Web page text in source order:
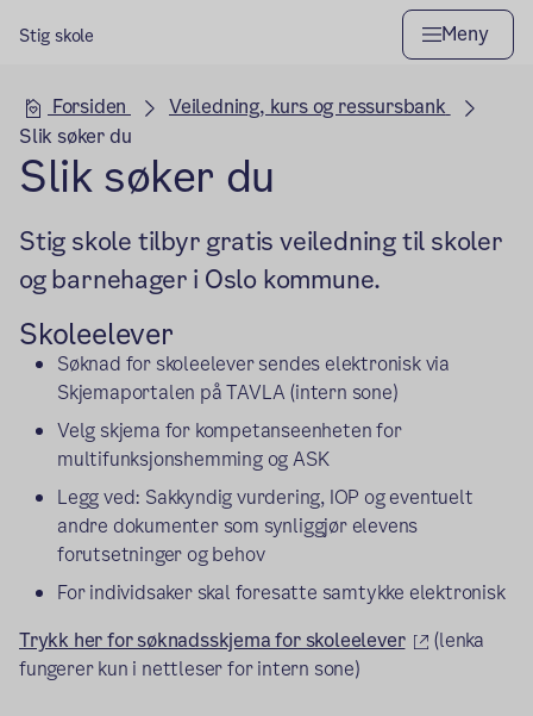
Stig skole Meny
Hovedseksjon
Forsiden
Veiledning, kurs og ressursbank
Slik søker du
Slik søker du
Stig skole tilbyr gratis veiledning til skoler
og barnehager i Oslo kommune.
Skoleelever
Søknad for skoleelever sendes elektronisk via
Skjemaportalen på TAVLA (intern sone)
Velg skjema for kompetanseenheten for
multifunksjonshemming og ASK
Legg ved: Sakkyndig vurdering, IOP og eventuelt
andre dokumenter som synliggjør elevens
forutsetninger og behov
For individsaker skal foresatte samtykke elektronisk
Trykk her for søknadsskjema for skoleelever(ekstern
(ekstern
(lenka
fungerer kun i nettleser for intern sone)